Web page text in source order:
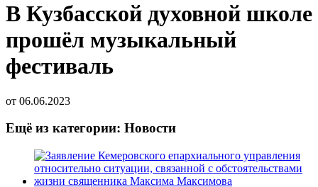
В Кузбасской духовной школе
прошёл музыкальный
фестиваль
от 06.06.2023
Ещё из категории: Новости